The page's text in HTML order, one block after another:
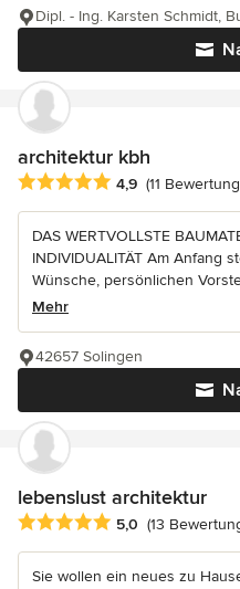
Dipl. - Ing. Karsten Schmidt,
architektur kbh
Durchschnittliche
4,9 (11
DAS WERTVOLLSTE
INDIVIDUALITÄT Am Anfang
Wünsche, persönlichen
Mehr
42657 Solingen
lebenslust architektur
Durchschnittliche
5,0 (13
Sie wollen ein neues zu